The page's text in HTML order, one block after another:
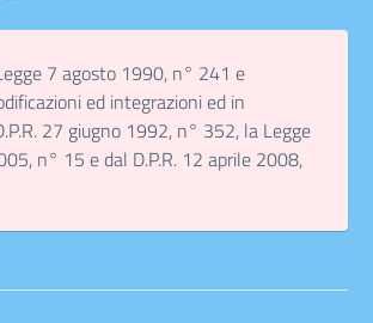
7 agosto 1990, n° 241 e
ed integrazioni ed in
27 giugno 1992, n° 352, la Legge
n° 15 e dal D.P.R. 12 aprile 2008,